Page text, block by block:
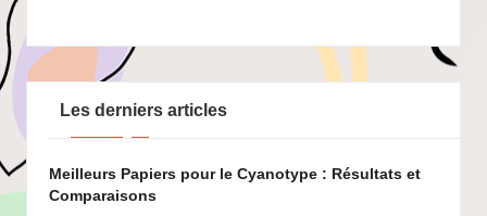
Les derniers articles
Meilleurs Papiers pour le Cyanotype : Résultats et
Comparaisons